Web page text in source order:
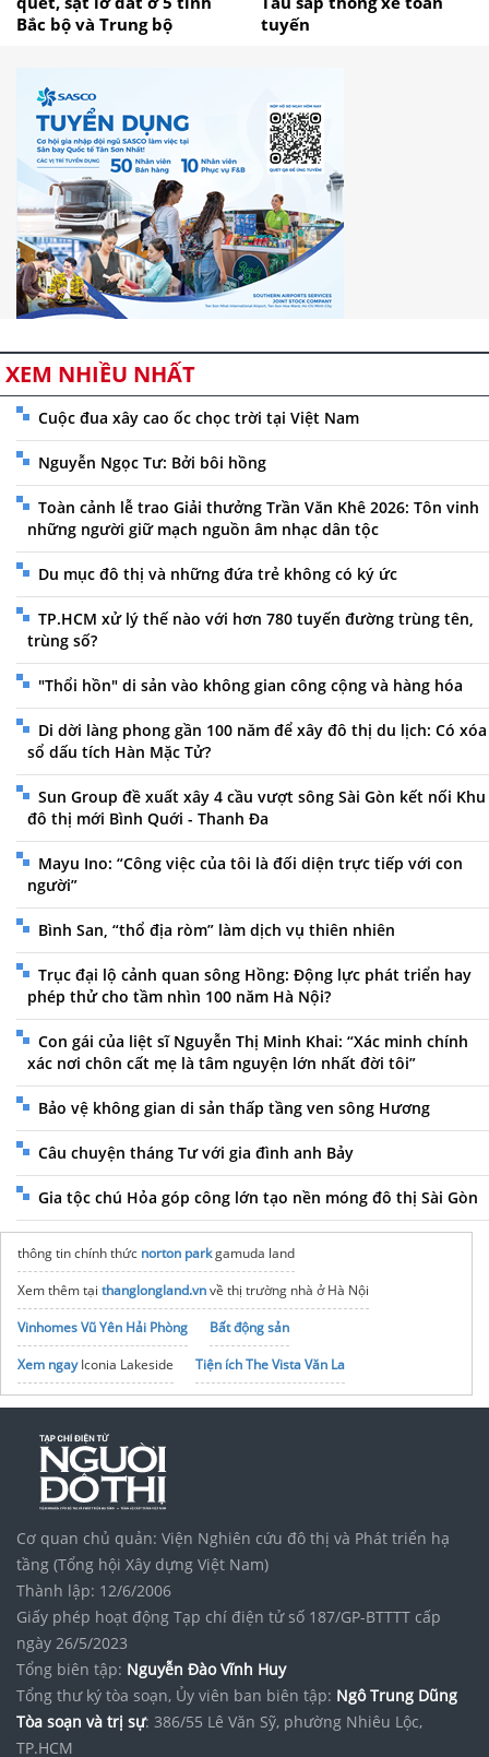
Bắc bộ và Trung bộ
tuyến
XEM NHIỀU NHẤT
Cuộc đua xây cao ốc chọc trời tại Việt Nam
Nguyễn Ngọc Tư: Bởi bôi hồng
Toàn cảnh lễ trao Giải thưởng Trần Văn Khê 2026: Tôn vinh
những người giữ mạch nguồn âm nhạc dân tộc
Du mục đô thị và những đứa trẻ không có ký ức
TP.HCM xử lý thế nào với hơn 780 tuyến đường trùng tên,
trùng số?
"Thổi hồn" di sản vào không gian công cộng và hàng hóa
Di dời làng phong gần 100 năm để xây đô thị du lịch: Có xóa
sổ dấu tích Hàn Mặc Tử?
Sun Group đề xuất xây 4 cầu vượt sông Sài Gòn kết nối Khu
đô thị mới Bình Quới - Thanh Đa
Mayu Ino: “Công việc của tôi là đối diện trực tiếp với con
người”
Bình San, “thổ địa ròm” làm dịch vụ thiên nhiên
Trục đại lộ cảnh quan sông Hồng: Động lực phát triển hay
phép thử cho tầm nhìn 100 năm Hà Nội?
Con gái của liệt sĩ Nguyễn Thị Minh Khai: “Xác minh chính
xác nơi chôn cất mẹ là tâm nguyện lớn nhất đời tôi”
Bảo vệ không gian di sản thấp tầng ven sông Hương
Câu chuyện tháng Tư với gia đình anh Bảy
Gia tộc chú Hỏa góp công lớn tạo nền móng đô thị Sài Gòn
thông tin chính thức norton parkgamuda land
Xem thêm tại thanglongland.vnvề thị trường nhà ở Hà Nội
Vinhomes Vũ Yên Hải Phòng
Bất động sản
Xem ngayIconia Lakeside
Tiện ích The Vista Văn La
Celadon City Tân Phú
Khu đô thịVinhomes Olympic
Căn hộ MIK Cần Giờ
xưởng sản Xuất
Tập đoàn Bcons Group
Vinhomes Saigon Park
Cơ quan chủ quản: Viện Nghiên cứu đô thị và Phát triển hạ
tầng (Tổng hội Xây dựng Việt Nam)
Thành lập: 12/6/2006
Giấy phép hoạt động Tạp chí điện tử số 187/GP-BTTTT cấp
ngày 26/5/2023
Tổng biên tập: Nguyễn Đào Vĩnh Huy
Tổng thư ký tòa soạn, Ủy viên ban biên tập: Ngô Trung Dũng
Tòa soạn và trị sự: 386/55 Lê Văn Sỹ, phường Nhiêu Lộc,
TP.HCM